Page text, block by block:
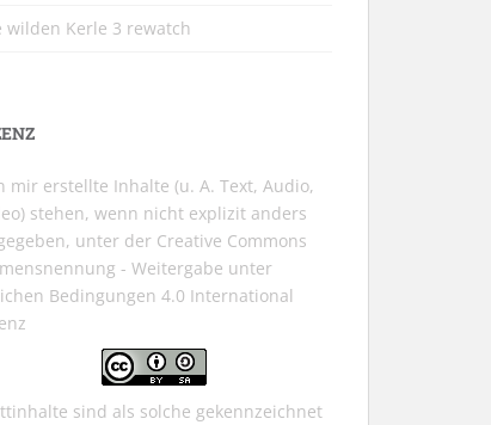
wilden Kerle 3 rewatch
mir erstellte Inhalte (u. A. Text, Audio,
stehen, wenn nicht explizit anders
unter der Creative Commons
- Weitergabe unter
Bedingungen 4.0 International
sind als solche gekennzeichnet